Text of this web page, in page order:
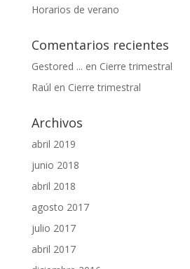
Horarios de verano
Comentarios recientes
Gestored ... en Cierre trimestral
Raúl en Cierre trimestral
Archivos
abril 2019
junio 2018
abril 2018
agosto 2017
julio 2017
abril 2017